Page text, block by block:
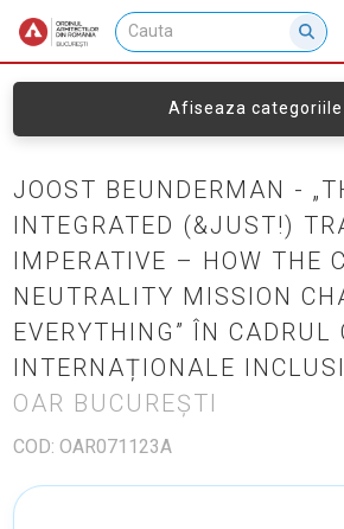
Afiseaza categoriile
JOOST BEUNDERMAN -
INTEGRATED (&JUST!)
IMPERATIVE – HOW THE
NEUTRALITY MISSION
EVERYTHING” ÎN CADRUL
INTERNAȚIONALE
OAR BUCUREȘTI
COD: OAR071123A